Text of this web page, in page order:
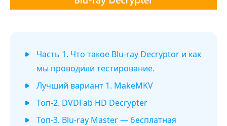
Часть 1. Что такое Blu-ray Decryptor и как
мы проводили тестирование.
Лучший вариант 1. MakeMKV
Топ-2. DVDFab HD Decrypter
Топ-3. Blu-ray Master — бесплатная